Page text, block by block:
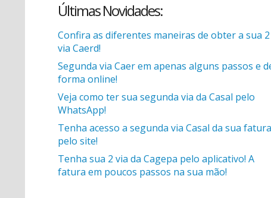
Últimas Novidades:
Confira as diferentes maneiras de obter a sua 2
via Caerd!
Segunda via Caer em apenas alguns passos e
forma online!
Veja como ter sua segunda via da Casal pelo
WhatsApp!
Tenha acesso a segunda via Casal da sua fatura
pelo site!
Tenha sua 2 via da Cagepa pelo aplicativo! A
fatura em poucos passos na sua mão!